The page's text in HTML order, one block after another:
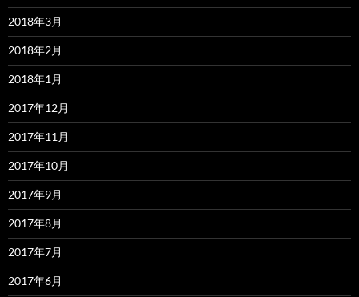
2018年3月
2018年2月
2018年1月
2017年12月
2017年11月
2017年10月
2017年9月
2017年8月
2017年7月
2017年6月